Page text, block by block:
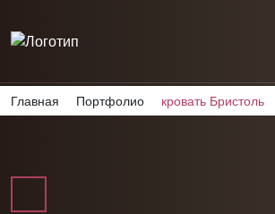
Главная Портфолио кровать Бристоль